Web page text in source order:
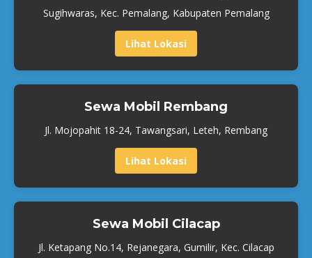
Sugihwaras, Kec. Pemalang, Kabupaten Pemalang
Lihat Lokasi
Sewa Mobil Rembang
Jl. Mojopahit 18-24, Tawangsari, Leteh, Rembang
Lihat Lokasi
Sewa Mobil Cilacap
Jl. Ketapang No.14, Rejanegara, Gumilir, Kec. Cilacap